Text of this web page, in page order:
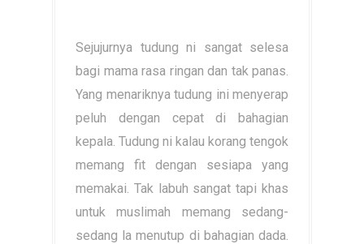
Sejujurnya tudung ni sangat selesa
bagi mama rasa ringan dan tak panas.
Yang menariknya tudung ini menyerap
peluh dengan cepat di bahagian
kepala. Tudung ni kalau korang tengok
memang fit dengan sesiapa yang
memakai. Tak labuh sangat tapi khas
untuk muslimah memang sedang-
sedang la menutup di bahagian dada.